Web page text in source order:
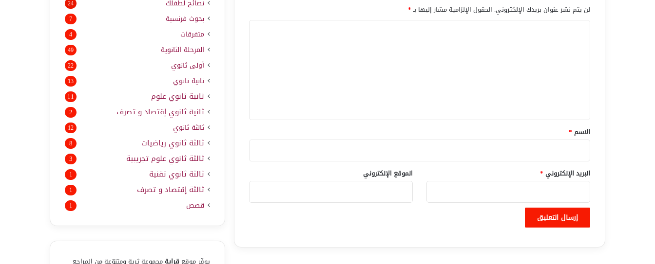
لن يتم نشر عنوان بريدك الإلكتروني. الحقول الإلزامية مشار إليها بـ*
*
الاسم *
البريد الإلكتروني * الموقع الإلكتروني
نصائح لطفلك 24
بحوث فرنسية 7
متفرقات 4
المرحلة الثانوية 49
أولى ثانوي 22
ثانية ثانوي 13
ثانية ثانوي علوم 11
ثانية ثانوي إقتصاد و تصرف 2
ثالثة ثانوي 12
ثالثة ثانوي رياضيات 8
ثالثة ثانوي علوم تجريبية 3
ثالثة ثانوي تقنية 1
ثالثة إقتصاد و تصرف 1
قصص 1
يوفّر موقع قرايةمجموعة ثرية ومتنوّعة من المراجع